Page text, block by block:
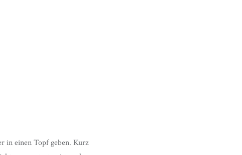
in einen Topf geben. Kurz